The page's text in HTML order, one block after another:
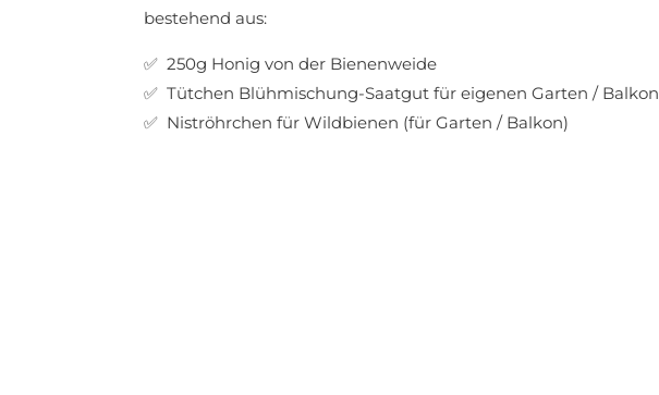
bestehend aus:
✅ 250g Honig von der Bienenweide
✅ Tütchen Blühmischung-Saatgut für eigenen Garten / Balkon
✅ Niströhrchen für Wildbienen (für Garten / Balkon)